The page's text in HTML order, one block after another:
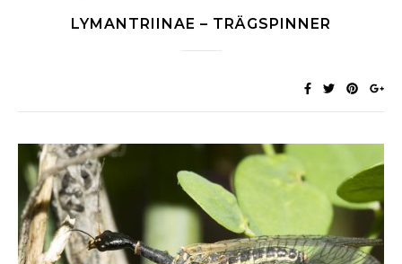
LYMANTRIINAE – TRÄGSPINNER